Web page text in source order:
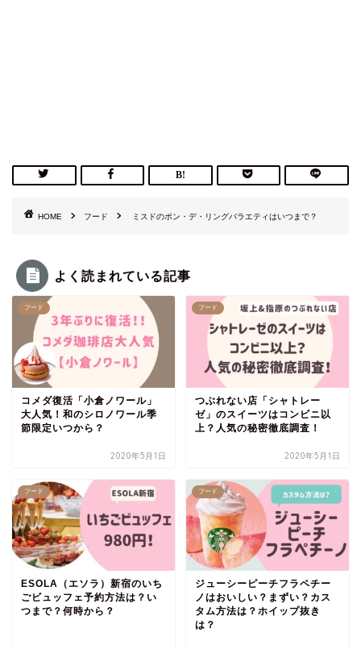
HOME フード ミスドのポン・デ・リングバラエティはいつまで？
よく読まれている記事
フード
コメダ復活「小倉ノワール」
大人気！和のシロノワール季
節限定いつから？
2020年5月1日
フード
つぶれない店「シャトレー
ゼ」のスイーツはコンビニ以
上？人気の秘密徹底調査！
2020年5月1日
フード
ESOLA（エソラ）新宿のいち
ごビュッフェ予約方法は？い
つまで？何時から？
フード
ジューシーピーチフラペチー
ノはおいしい？まずい？カス
タム方法は？ホイップ抜き
は？